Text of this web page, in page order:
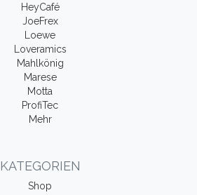
HeyCafé
JoeFrex
Loewe
Loveramics
Mahlkönig
Marese
Motta
ProfiTec
Mehr
KATEGORIEN
Shop